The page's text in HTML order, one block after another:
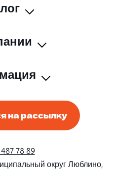
на рассылку
78 89
округ Люблино,